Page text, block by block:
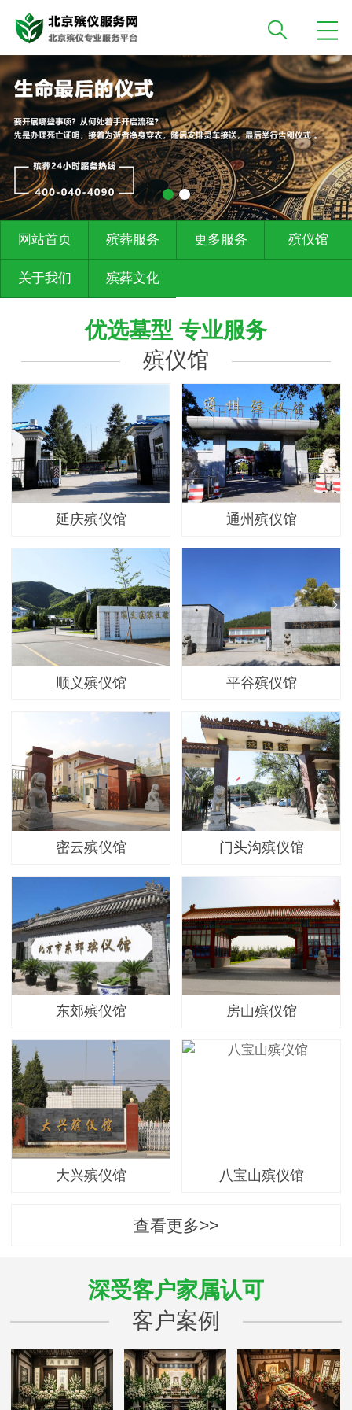
网站首页 殡葬服务 更多服务 殡仪馆
关于我们 殡葬文化
优选墓型 专业服务
殡仪馆
延庆殡仪馆 通州殡仪馆
顺义殡仪馆 平谷殡仪馆
密云殡仪馆 门头沟殡仪馆
东郊殡仪馆 房山殡仪馆
大兴殡仪馆 八宝山殡仪馆
查看更多>>
深受客户家属认可
客户案例